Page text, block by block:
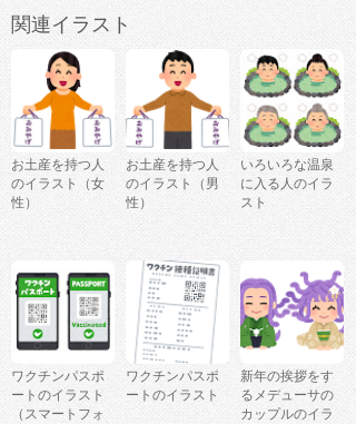
関連イラスト
お土産を持つ人
のイラスト（女
性）
お土産を持つ人
のイラスト（男
性）
いろいろな温泉
に入る人のイラ
スト
ワクチンパスポ
ートのイラスト
（スマートフォ
ワクチンパスポ
ートのイラスト
新年の挨拶をす
るメデューサの
カップルのイラ